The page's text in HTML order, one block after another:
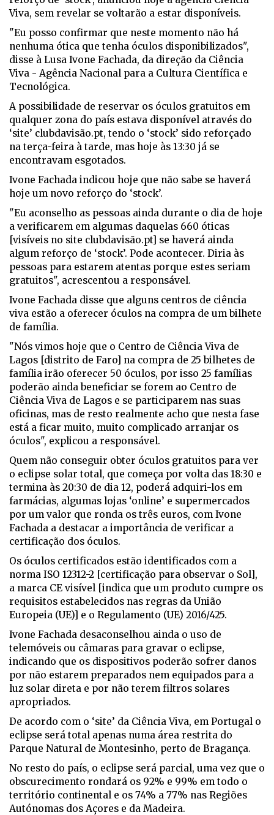
Viva, sem revelar se voltarão a estar disponíveis.
"Eu posso confirmar que neste momento não há
nenhuma ótica que tenha óculos disponibilizados",
disse à Lusa Ivone Fachada, da direção da Ciência
Viva - Agência Nacional para a Cultura Científica e
Tecnológica.
A possibilidade de reservar os óculos gratuitos em
qualquer zona do país estava disponível através do
‘site’ clubdavisão.pt, tendo o ‘stock’ sido reforçado
na terça-feira à tarde, mas hoje às 13:30 já se
encontravam esgotados.
Ivone Fachada indicou hoje que não sabe se haverá
hoje um novo reforço do ‘stock’.
"Eu aconselho as pessoas ainda durante o dia de hoje
a verificarem em algumas daquelas 660 óticas
[visíveis no site clubdavisão.pt] se haverá ainda
algum reforço de ‘stock’. Pode acontecer. Diria às
pessoas para estarem atentas porque estes seriam
gratuitos", acrescentou a responsável.
Ivone Fachada disse que alguns centros de ciência
viva estão a oferecer óculos na compra de um bilhete
de família.
"Nós vimos hoje que o Centro de Ciência Viva de
Lagos [distrito de Faro] na compra de 25 bilhetes de
família irão oferecer 50 óculos, por isso 25 famílias
poderão ainda beneficiar se forem ao Centro de
Ciência Viva de Lagos e se participarem nas suas
oficinas, mas de resto realmente acho que nesta fase
está a ficar muito, muito complicado arranjar os
óculos", explicou a responsável.
Quem não conseguir obter óculos gratuitos para ver
o eclipse solar total, que começa por volta das 18:30 e
termina às 20:30 de dia 12, poderá adquiri-los em
farmácias, algumas lojas ‘online’ e supermercados
por um valor que ronda os três euros, com Ivone
Fachada a destacar a importância de verificar a
certificação dos óculos.
Os óculos certificados estão identificados com a
norma ISO 12312-2 [certificação para observar o Sol],
a marca CE visível [indica que um produto cumpre os
requisitos estabelecidos nas regras da União
Europeia (UE)] e o Regulamento (UE) 2016/425.
Ivone Fachada desaconselhou ainda o uso de
telemóveis ou câmaras para gravar o eclipse,
indicando que os dispositivos poderão sofrer danos
por não estarem preparados nem equipados para a
luz solar direta e por não terem filtros solares
apropriados.
De acordo com o ‘site’ da Ciência Viva, em Portugal o
eclipse será total apenas numa área restrita do
Parque Natural de Montesinho, perto de Bragança.
No resto do país, o eclipse será parcial, uma vez que o
obscurecimento rondará os 92% e 99% em todo o
território continental e os 74% a 77% nas Regiões
Autónomas dos Açores e da Madeira.